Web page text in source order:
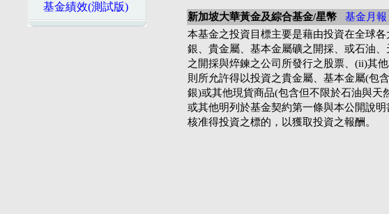
基金績效(測試版)
新加坡大華黃金及綜合基金/星幣
基金月報
本基金之投資目標主要是藉由投資在全球各
銀、貴金屬、基本金屬礦之開採、或石油
之開採與焠鍊之公司所發行之股票、(ii)其
則所允許得以投資之貴金屬、基本金屬(包
銀)或其他現貨商品(包含但不限於石油與天
或其他明列於基金契約第一條與本公開說明
核准得投資之標的，以獲取投資之報酬。